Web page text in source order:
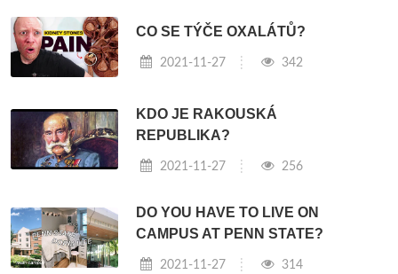
CO SE TÝČE OXALÁTŮ?
2021-11-27 342
KDO JE RAKOUSKÁ
REPUBLIKA?
2021-11-27 256
DO YOU HAVE TO LIVE ON
CAMPUS AT PENN STATE?
2021-11-27 314